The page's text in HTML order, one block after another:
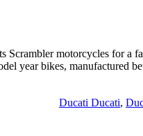
motorcycles for
year bikes, manufactured
Ducati Ducati,